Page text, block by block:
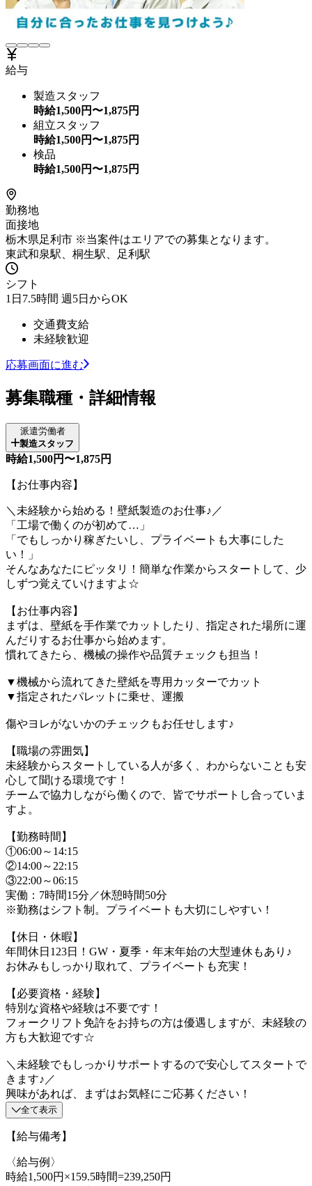
給与
製造スタッフ
時給1,500円〜1,875円
組立スタッフ
時給1,500円〜1,875円
検品
時給1,500円〜1,875円
勤務地
面接地
栃木県足利市 ※当案件はエリアでの募集となります。
東武和泉駅、桐生駅、足利駅
シフト
1日7.5時間 週5日からOK
交通費支給
未経験歓迎
応募画面に進む
募集職種・詳細情報
派遣労働者
製造スタッフ
時給1,500円〜1,875円
【お仕事内容】
＼未経験から始める！壁紙製造のお仕事♪／
「工場で働くのが初めて…」
「でもしっかり稼ぎたいし、プライベートも大事にした
い！」
そんなあなたにピッタリ！簡単な作業からスタートして、少
しずつ覚えていけますよ☆
【お仕事内容】
まずは、壁紙を手作業でカットしたり、指定された場所に運
んだりするお仕事から始めます。
慣れてきたら、機械の操作や品質チェックも担当！
▼機械から流れてきた壁紙を専用カッターでカット
▼指定されたパレットに乗せ、運搬
傷やヨレがないかのチェックもお任せします♪
【職場の雰囲気】
未経験からスタートしている人が多く、わからないことも安
心して聞ける環境です！
チームで協力しながら働くので、皆でサポートし合っていま
すよ。
【勤務時間】
①06:00～14:15
②14:00～22:15
③22:00～06:15
実働：7時間15分／休憩時間50分
※勤務はシフト制。プライベートも大切にしやすい！
【休日・休暇】
年間休日123日！GW・夏季・年末年始の大型連休もあり♪
お休みもしっかり取れて、プライベートも充実！
【必要資格・経験】
特別な資格や経験は不要です！
フォークリフト免許をお持ちの方は優遇しますが、未経験の
方も大歓迎です☆
＼未経験でもしっかりサポートするので安心してスタートで
きます♪／
興味があれば、まずはお気軽にご応募ください！
全て表示
【給与備考】
〈給与例〉
時給1,500円×159.5時間=239,250円